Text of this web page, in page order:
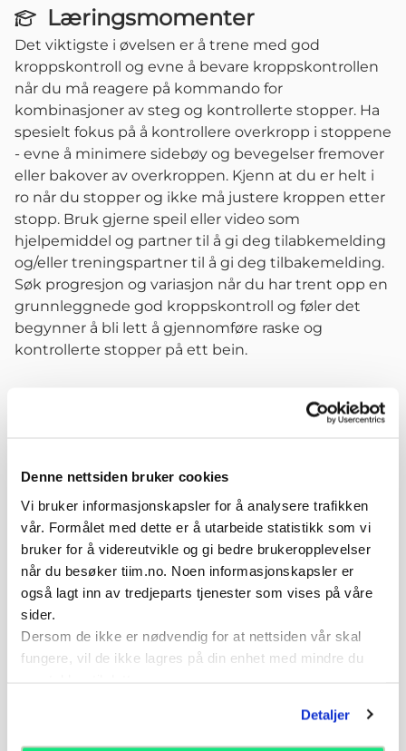
Denne nettsiden bruker cookies
Vi bruker informasjonskapsler for å analysere trafikken
vår. Formålet med dette er å utarbeide statistikk som vi
bruker for å videreutvikle og gi bedre brukeropplevelser
når du besøker tiim.no. Noen informasjonskapsler er
også lagt inn av tredjeparts tjenester som vises på våre
sider.
Dersom de ikke er nødvendig for at nettsiden vår skal
fungere, vil de ikke lagres på din enhet med mindre du
Detaljer
Læringsmomenter
Det viktigste i øvelsen er å trene med god
kroppskontroll og evne å bevare kroppskontrollen
når du må reagere på kommando for
kombinasjoner av steg og kontrollerte stopper. Ha
spesielt fokus på å kontrollere overkropp i stoppene
- evne å minimere sidebøy og bevegelser fremover
eller bakover av overkroppen. Kjenn at du er helt i
ro når du stopper og ikke må justere kroppen etter
stopp. Bruk gjerne speil eller video som
hjelpemiddel og partner til å gi deg tilabkemelding
og/eller treningspartner til å gi deg tilbakemelding.
Søk progresjon og variasjon når du har trent opp en
grunnleggnede god kroppskontroll og føler det
begynner å bli lett å gjennomføre raske og
kontrollerte stopper på ett bein.
Parøvelse. Kombinasjon av steg øvelser satt
Høyre, Venstre, Fremover og Bakover Jobb
imellom.
1-20 repetisjoner. Tenk alltid "Kvalitet over kvantitet"
- der kvaliteten (god kroppskontrol og stor fart) i
hver repetisjon du gjør er viktigere enn antall
repetisjoner. Øvelsen kan trenes daglig.
Variasjoner
Utføre kombinasjon av steg med kontrollerte stopp
på kommando